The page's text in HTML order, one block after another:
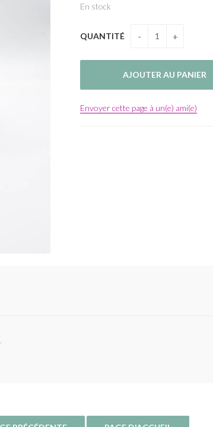
En stock
QUANTITÉ
Envoyer cette page à un(e) ami(e)